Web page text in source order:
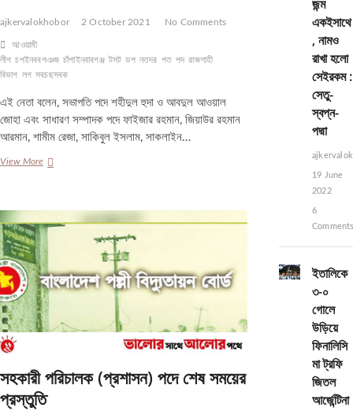
ajkervalokhobor 2 October 2021 No Comments
আওয়ামী
লীগ চপইনববগঞজ চাঁপাইনবাবগঞ্জ টসট ডপ নতদর পত পদ রাজশাহী
বিভাগ লগ সবচছসবক
এই নেতা বলেন, সভাপতি পদে শহীদুল হুদা ও আবদুল আওয়াল
জোহা এবং সাধারণ সম্পাদক পদে ফাইজার রহমান, জিয়াউর রহমান
আরমান, শামীম রেজা, সাকিবুল ইসলাম, সাকলাইন…
View Moreপদ
নেতাদের
ডোপ
সহকারী পরিচালক (প্রশাসন) পদে শেষ সময়ের
প্রস্তুতি
জন্ম
একইসাথে
, নামও
রাখা হলো
সেইরকম :
সেতু-
স্বপ্ন-
পদ্মা
19 June
2022
6
ইতালিকে
৩-০
গোলে
উড়িয়ে
ফিনালিসি
মা ট্রফি
জিতল
আর্জেন্টিনা